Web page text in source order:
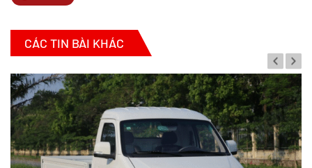
CÁC TIN BÀI KHÁC